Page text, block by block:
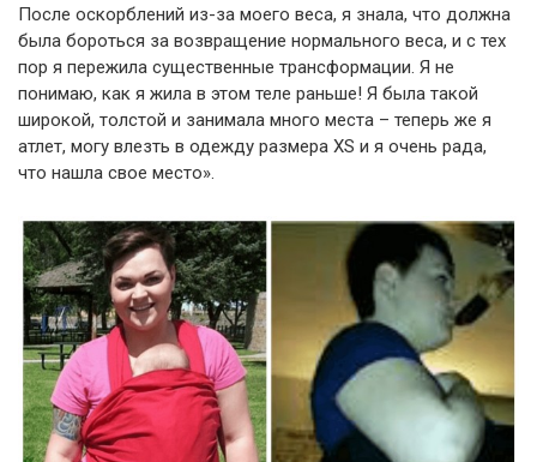
После оскорблений из-за моего веса, я знала, что должна
была бороться за возвращение нормального веса, и с тех
пор я пережила существенные трансформации. Я не
понимаю, как я жила в этом теле раньше! Я была такой
широкой, толстой и занимала много места – теперь же я
атлет, могу влезть в одежду размера XS и я очень рада,
что нашла свое место».